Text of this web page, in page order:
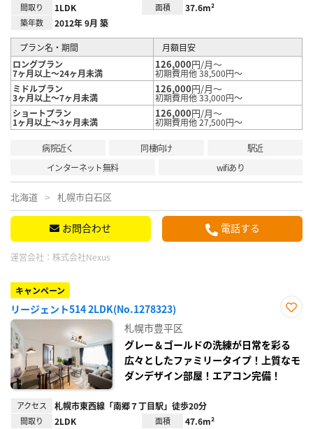
間取り 1LDK 面積 37.6m²
築年数 2012年 9月 築
プラン名・期間
月額目安
ロングプラン
7ヶ月以上～24ヶ月未満
126,000円/月～
初期費用他 38,500円～
ミドルプラン
3ヶ月以上～7ヶ月未満
126,000円/月～
初期費用他 33,000円～
ショートプラン
1ヶ月以上～3ヶ月未満
126,000円/月～
初期費用他 27,500円～
病院近く 同棲向け
駅近
インターネット無料
wifiあり
北海道 札幌市白石区
お問合わせ 電話する
運営会社： 株式会社Nexus
キャンペーン
リージェント514 2LDK(No.1278323)
り登
録
札幌市豊平区
グレー＆ゴールドの洗練が日常を彩る
広々としたファミリータイプ！上質なモ
ダンデザイン部屋！エアコン完備！
アクセス 札幌市東西線「南郷７丁目駅」徒歩20分
間取り 2LDK 面積 47.6m²